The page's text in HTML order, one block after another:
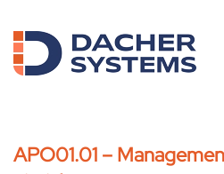
Skip to main content
APO01.01 –